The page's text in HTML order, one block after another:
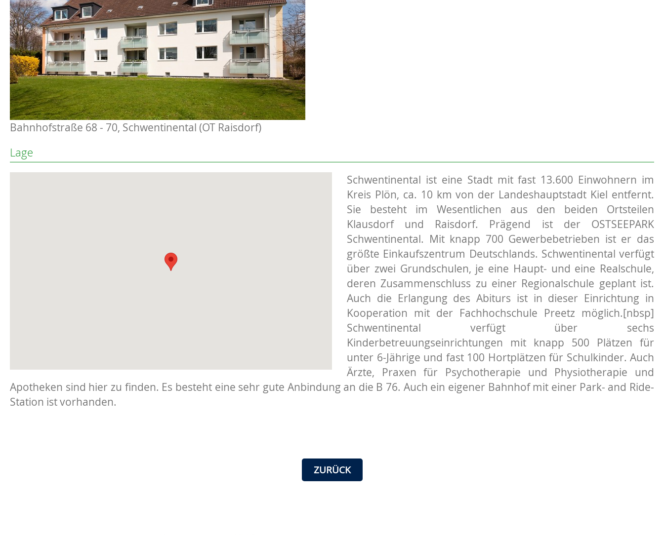
Bahnhofstraße 68 - 70, Schwentinental (OT Raisdorf)
Lage
Schwentinental ist eine Stadt mit fast 13.600 Einwohnern im
Kreis Plön, ca. 10 km von der Landeshauptstadt Kiel entfernt.
Sie besteht im Wesentlichen aus den beiden Ortsteilen
Klausdorf und Raisdorf. Prägend ist der OSTSEEPARK
Schwentinental. Mit knapp 700 Gewerbebetrieben ist er das
größte Einkaufszentrum Deutschlands. Schwentinental verfügt
über zwei Grundschulen, je eine Haupt- und eine Realschule,
deren Zusammenschluss zu einer Regionalschule geplant ist.
Auch die Erlangung des Abiturs ist in dieser Einrichtung in
Kooperation mit der Fachhochschule Preetz möglich.[nbsp]
Schwentinental verfügt über sechs
Kinderbetreuungseinrichtungen mit knapp 500 Plätzen für
unter 6-Jährige und fast 100 Hortplätzen für Schulkinder. Auch
Ärzte, Praxen für Psychotherapie und Physiotherapie und
Apotheken sind hier zu finden. Es besteht eine sehr gute Anbindung an die B 76. Auch ein eigener Bahnhof mit einer Park- and Ride-
Station ist vorhanden.
ZURÜCK